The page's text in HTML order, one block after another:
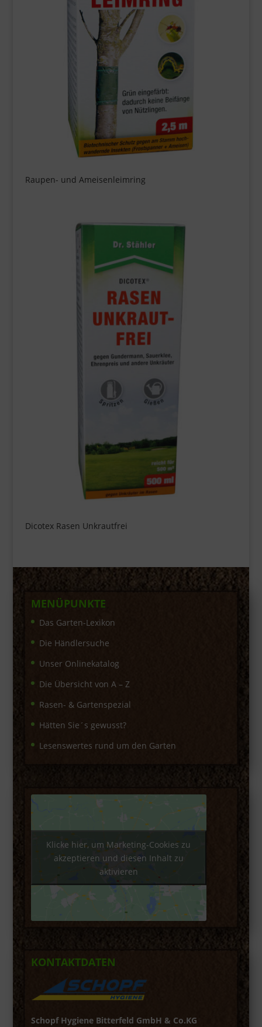
Raupen- und Ameisenleimring
Dicotex Rasen Unkrautfrei
MENÜPUNKTE
Das Garten-Lexikon
Die Händlersuche
Unser Onlinekatalog
Die Übersicht von A – Z
Rasen- & Gartenspezial
Hätten Sie´s gewusst?
Lesenswertes rund um den Garten
Klicke hier, um Marketing-Cookies zu
akzeptieren und diesen Inhalt zu
aktivieren
KONTAKTDATEN
Schopf Hygiene Bitterfeld GmbH & Co.KG